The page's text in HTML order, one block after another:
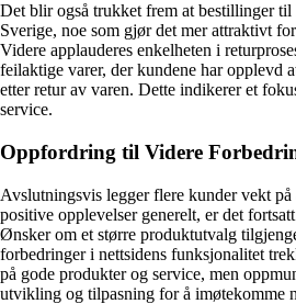
Det blir også trukket frem at bestillinger
Sverige, noe som gjør det mer attraktivt
Videre applauderes enkelheten i
feilaktige varer, der kundene har opplevd
etter retur av varen. Dette indikerer et
service.
Oppfordring til Videre
Avslutningsvis legger flere kunder vekt på
positive opplevelser generelt, er det
Ønsker om et større produktutvalg
forbedringer i nettsidens funksjonalitet
på gode produkter og service, men
utvikling og tilpasning for å imøtekomme